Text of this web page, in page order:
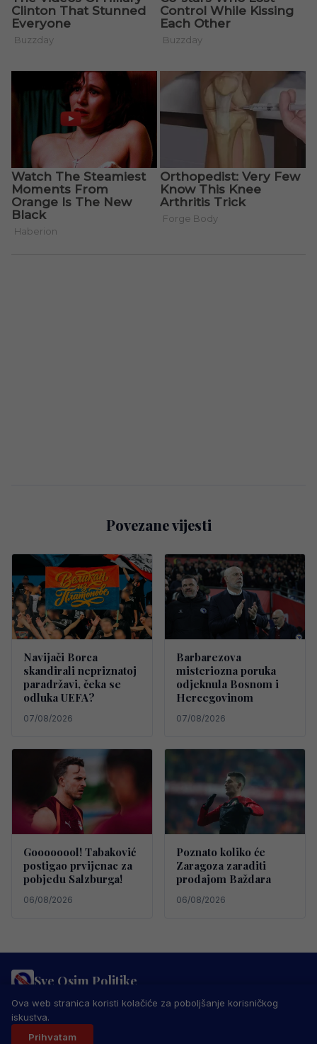
Povezane vijesti
Navijači Borca
skandirali nepriznatoj
paradržavi, čeka se
odluka UEFA?
07/08/2026
Barbarezova
misteriozna poruka
odjeknula Bosnom i
Hercegovinom
07/08/2026
Goooooool! Tabaković
postigao prvijenac za
pobjedu Salzburga!
06/08/2026
Poznato koliko će
Zaragoza zaraditi
prodajom Baždara
06/08/2026
Sve Osim Politike
PRAVILA PRIVATNOSTIMARKETING USLOVI KORIŠTENJA
IMPRESSUM
© 2026 Sve Osim Politike. Sva prava zadržana.
Ova web stranica koristi kolačiće za poboljšanje korisničkog
iskustva.
Prihvatam